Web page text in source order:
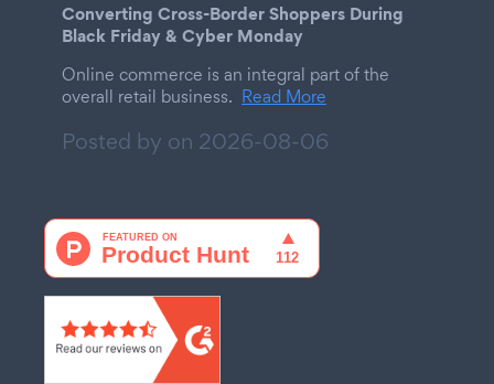
Converting Cross-Border Shoppers During
Black Friday & Cyber Monday
Online commerce is an integral part of the
overall retail business. Read More
Posted by on 2026-08-06